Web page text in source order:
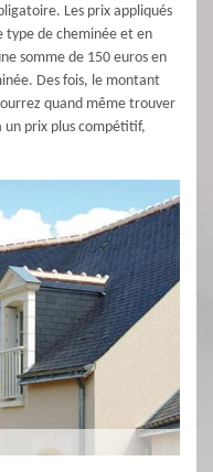
Les prix appliqués
type de cheminée et en
somme de 150 euros en
Des fois, le montant
quand même trouver
un prix plus compétitif,